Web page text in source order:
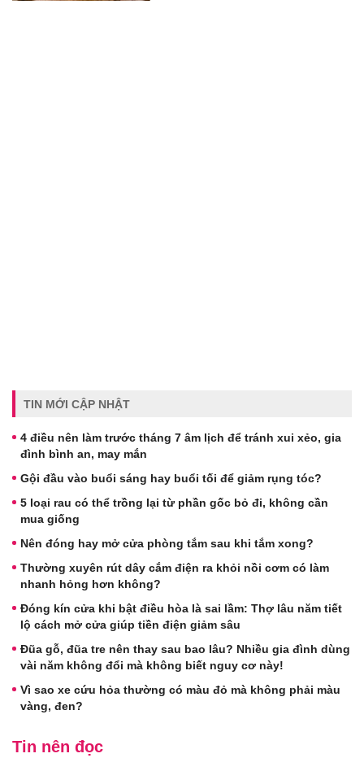
TIN MỚI CẬP NHẬT
4 điều nên làm trước tháng 7 âm lịch để tránh xui xẻo, gia
đình bình an, may mắn
Gội đầu vào buổi sáng hay buổi tối để giảm rụng tóc?
5 loại rau có thể trồng lại từ phần gốc bỏ đi, không cần
mua giống
Nên đóng hay mở cửa phòng tắm sau khi tắm xong?
Thường xuyên rút dây cắm điện ra khỏi nồi cơm có làm
nhanh hỏng hơn không?
Đóng kín cửa khi bật điều hòa là sai lầm: Thợ lâu năm tiết
lộ cách mở cửa giúp tiền điện giảm sâu
Đũa gỗ, đũa tre nên thay sau bao lâu? Nhiều gia đình dùng
vài năm không đổi mà không biết nguy cơ này!
Vì sao xe cứu hỏa thường có màu đỏ mà không phải màu
vàng, đen?
Tin nên đọc